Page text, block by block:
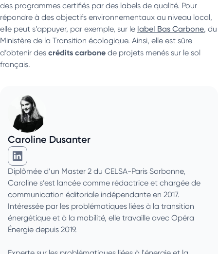
des programmes certifiés par des labels de qualité. Pour
répondre à des objectifs environnementaux au niveau local,
elle peut s’appuyer, par exemple, sur le label Bas Carbone, du
Ministère de la Transition écologique. Ainsi, elle est sûre
d’obtenir des crédits carbone de projets menés sur le sol
français.
Caroline Dusanter
Caroline Dusanter sur Linkedin
Diplômée d’un Master 2 du CELSA-Paris Sorbonne,
Caroline s’est lancée comme rédactrice et chargée de
communication éditoriale indépendante en 2017.
Intéressée par les problématiques liées à la transition
énergétique et à la mobilité, elle travaille avec Opéra
Énergie depuis 2019.